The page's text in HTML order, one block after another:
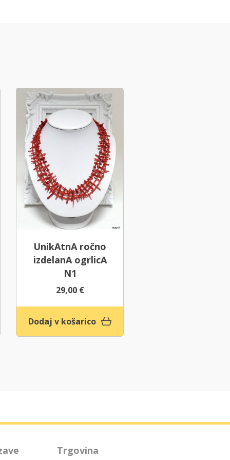
UnikAtnA ročno
izdelanA ogrlicA
N1
29,00 €
Dodaj v košarico
Trgovina